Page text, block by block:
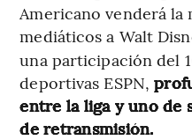
Americano venderá la
mediáticos a Walt
una participación del
deportivas ESPN,
entre la liga y uno de
de retransmisión.